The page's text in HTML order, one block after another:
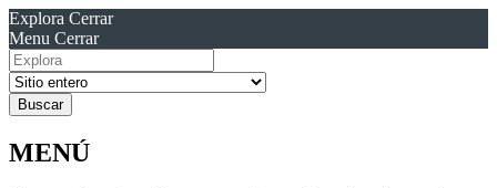
Explora Cerrar
Menu Cerrar
Resultados
para
MENÚ